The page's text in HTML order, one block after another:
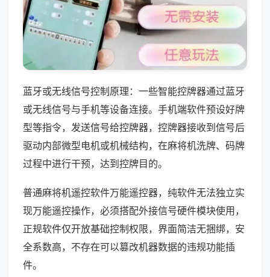
蓝牙或无线信号控制原理：一些智能控牌器通过蓝牙
或无线信号与手机等设备连接。手机端软件预设好牌
型等指令，发送信号给控牌器，控牌器接收到信号后
驱动内部微型电机或机械结构，在麻将机洗牌、码牌
过程中进行干预，达到控牌目的。
普通麻将机遥控软件万能遥控器，纯软件无法独立实
现万能遥控操作，必须搭配外接信号硬件模块使用，
正规软件仅开放基础控制权限，界面简洁无捆绑，安
全系数高，不存在可以篡改机器数据的违规功能插
件。